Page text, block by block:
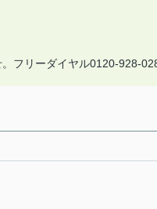
リーダイヤル0120-928-